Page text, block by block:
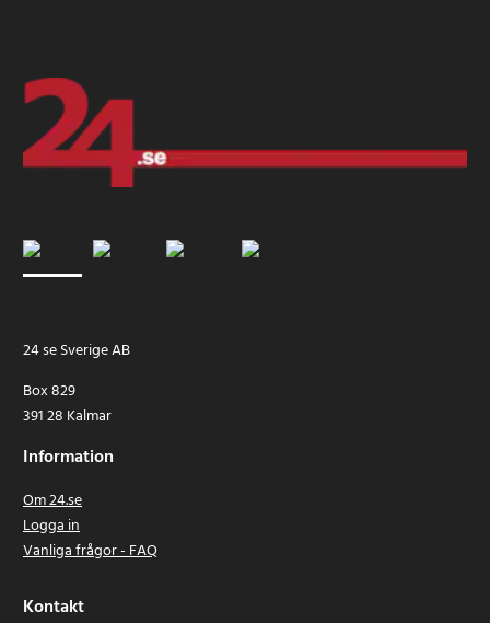
24 se Sverige AB
Box 829
391 28 Kalmar
Information
Om 24.se
Logga in
Vanliga frågor - FAQ
Kontakt